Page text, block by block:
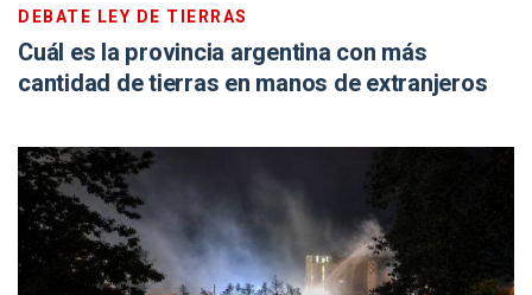
DEBATE LEY DE TIERRAS
Cuál es la provincia argentina con más
cantidad de tierras en manos de extranjeros